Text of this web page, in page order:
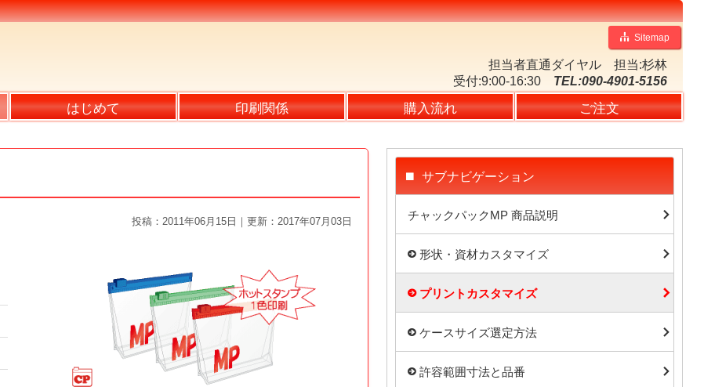
Sitemap
担当者直通ダイヤル 担当:杉林
受付:9:00-16:30 TEL:090-4901-5156
はじめて 印刷関係 購入流れ ご注文
投稿：2011年06月15日｜更新：2017年07月03日
サブナビゲーション
チャックパックMP 商品説明
形状・資材カスタマイズ
プリントカスタマイズ
ケースサイズ選定方法
許容範囲寸法と品番